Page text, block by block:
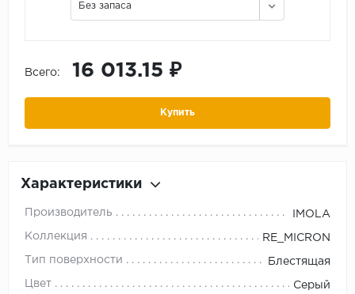
Без запаса
Всего: 16 013.15 ₽
Купить
Характеристики
Производитель IMOLA
Коллекция RE_MICRON
Тип поверхности Блестящая
Цвет Серый